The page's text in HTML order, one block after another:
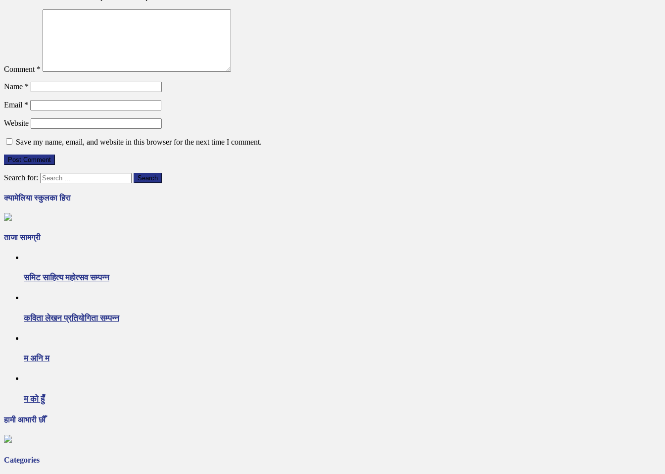
Comment *
Name *
Email *
Website
Save my name, email, and website in this browser for the next time I comment.
Search for:
क्यामेलिया स्कुलका हिरा
ताजा सामग्री
समिट साहित्य महोत्सव सम्पन्न
कविता लेखन प्रतियोगिता सम्पन्न
म अनि म
म को हुँ
हामी आभारी छौँ
Categories